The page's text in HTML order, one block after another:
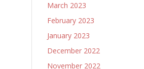
March 2023
February 2023
January 2023
December 2022
November 2022